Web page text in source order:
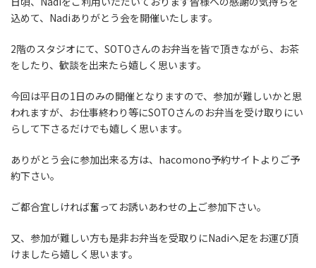
込めて、Nadiありがとう会を開催いたします。
2階のスタジオにて、SOTOさんのお弁当を皆で頂きながら、お茶
をしたり、歓談を出来たら嬉しく思います。
今回は平日の1日のみの開催となりますので、参加が難しいかと思
われますが、お仕事終わり等にSOTOさんのお弁当を受け取りにい
らして下さるだけでも嬉しく思います。
ありがとう会に参加出来る方は、hacomono予約サイトよりご予
約下さい。
ご都合宜しければ奮ってお誘いあわせの上ご参加下さい。
又、参加が難しい方も是非お弁当を受取りにNadiへ足をお運び頂
けましたら嬉しく思います。